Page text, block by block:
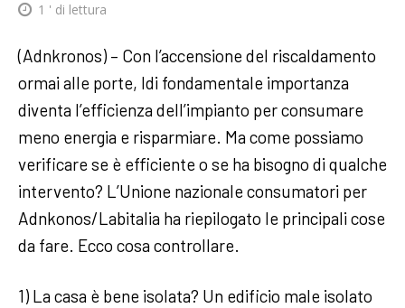
1 ' di lettura
(Adnkronos) – Con l’accensione del riscaldamento
ormai alle porte, ldi fondamentale importanza
diventa l’efficienza dell’impianto per consumare
meno energia e risparmiare. Ma come possiamo
verificare se è efficiente o se ha bisogno di qualche
intervento? L’Unione nazionale consumatori per
Adnkonos/Labitalia ha riepilogato le principali cose
da fare. Ecco cosa controllare.
1) La casa è bene isolata? Un edificio male isolato